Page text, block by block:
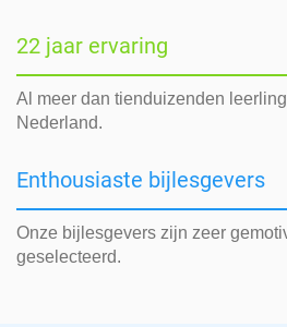
22 jaar ervaring
Al meer dan tienduizenden
Nederland.
Enthousiaste bijlesgevers
Onze bijlesgevers zijn zeer
geselecteerd.